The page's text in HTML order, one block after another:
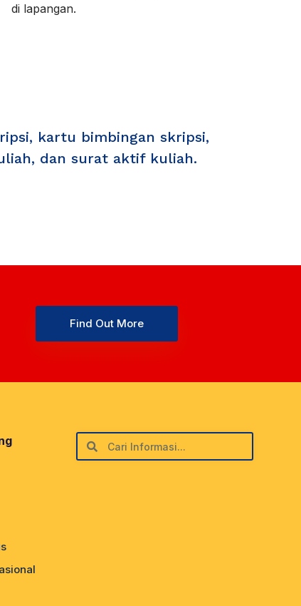
di lapangan.
kartu bimbingan skripsi,
dan surat aktif kuliah.
Find Out More